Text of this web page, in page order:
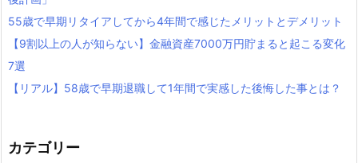
55歳で早期リタイアしてから4年間で感じたメリットとデメリット
【9割以上の人が知らない】金融資産7000万円貯まると起こる変化
7選
【リアル】58歳で早期退職して1年間で実感した後悔した事とは？
カテゴリー